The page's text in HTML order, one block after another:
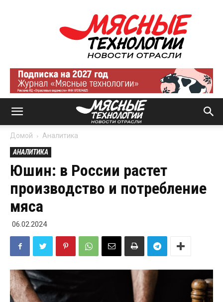
Мясные
технологии
|
Новости
отрасли
Домой Аналитика
АНАЛИТИКА
Юшин: в России растет
производство и потребление
мяса
06.02.2024